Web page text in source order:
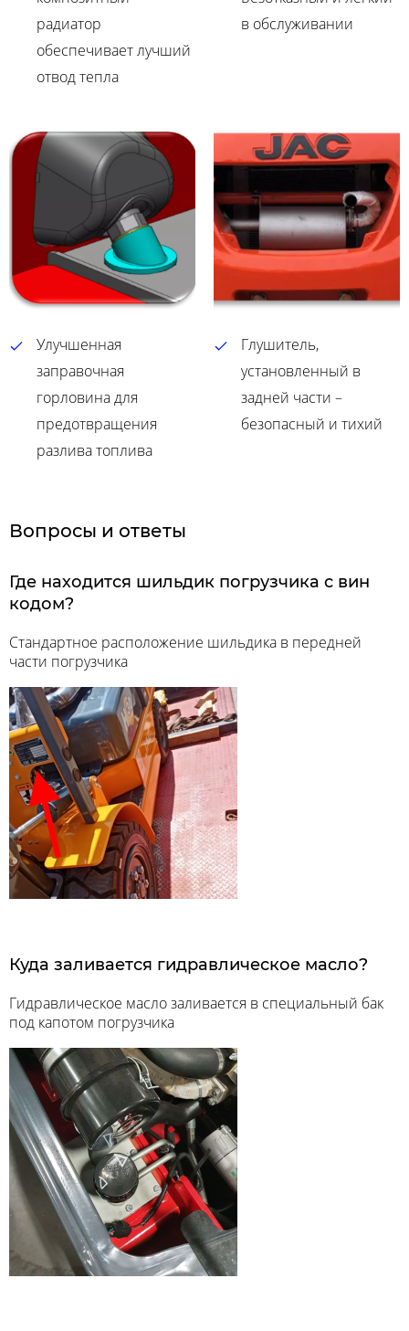
радиатор
обеспечивает лучший
отвод тепла
в обслуживании
Улучшенная
заправочная
горловина для
предотвращения
разлива топлива
Глушитель,
установленный в
задней части –
безопасный и тихий
Вопросы и ответы
Где находится шильдик погрузчика с вин
кодом?
Стандартное расположение шильдика в передней
части погрузчика
Куда заливается гидравлическое масло?
Гидравлическое масло заливается в специальный бак
под капотом погрузчика